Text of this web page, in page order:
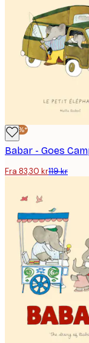
-30%*
Fra 83,30 kr119 kr